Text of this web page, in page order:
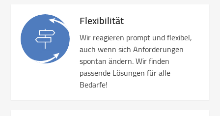
Flexibilität
Wir reagieren prompt und flexibel,
auch wenn sich Anforderungen
spontan ändern. Wir finden
passende Lösungen für alle
Bedarfe!